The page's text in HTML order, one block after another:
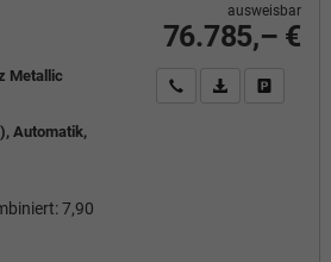
Metallic
Automatik,
7,90
76.785,– €
ausweisbar
Wir rufen Sie an
PDF-